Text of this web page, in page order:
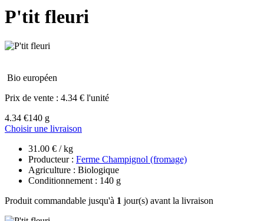
P'tit fleuri
Bio européen
Prix de vente : 4.34 € l'unité
4.34 €140 g
Choisir une livraison
31.00 € / kg
Producteur : Ferme Champignol (fromage)
Agriculture : Biologique
Conditionnement : 140 g
Produit commandable jusqu'à 1 jour(s) avant la livraison